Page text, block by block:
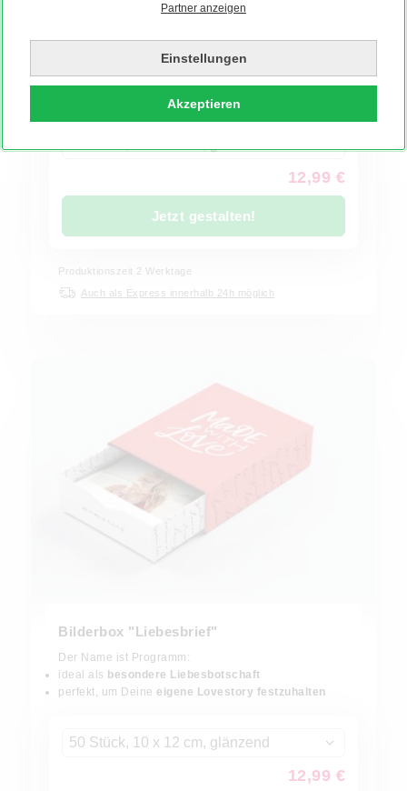
Partner anzeigen
Einstellungen
Akzeptieren
Bilderbox "Herzklopfen Yellow"
Kribbeln im Bauch als Bilderbox:
versprüht gute Launein Deinem Wohnzimmer
einliebevolles Geschenkfür Freunde, Familie und
12,99 €
Jetzt gestalten!
Produktionszeit 2 Werktage
Auch als Express innerhalb 24h möglich
Bilderbox "Liebesbrief"
Der Name ist Programm:
ideal als besondere Liebesbotschaft
perfekt, um Deine eigene Lovestory festzuhalten
50 Stück, 10 x 12 cm, glänzend
12,99 €